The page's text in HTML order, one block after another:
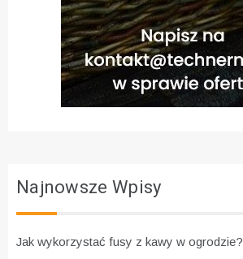
Najnowsze Wpisy
Jak wykorzystać fusy z kawy w ogrodzie?